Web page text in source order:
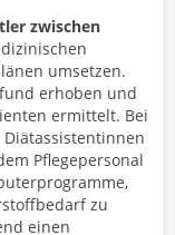
zwischen
umsetzen.
erhoben und
ermittelt. Bei
Pflegepersonal
zu
einen